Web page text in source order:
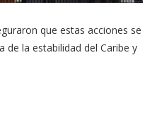
que estas acciones se
de la estabilidad del Caribe y